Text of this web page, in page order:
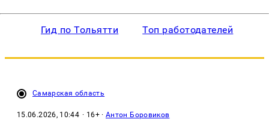
Гид по Тольятти Топ работодателей
Самарская область
15.06.2026, 10:44 · 16+ ·Антон Боровиков